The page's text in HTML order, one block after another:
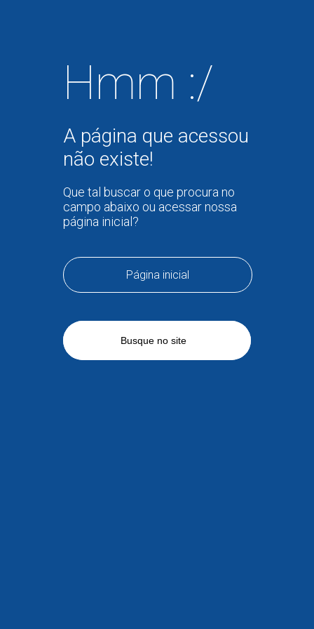
Hmm :/
A página que acessou
não existe!
Que tal buscar o que procura no
campo abaixo ou acessar nossa
página inicial?
Página inicial